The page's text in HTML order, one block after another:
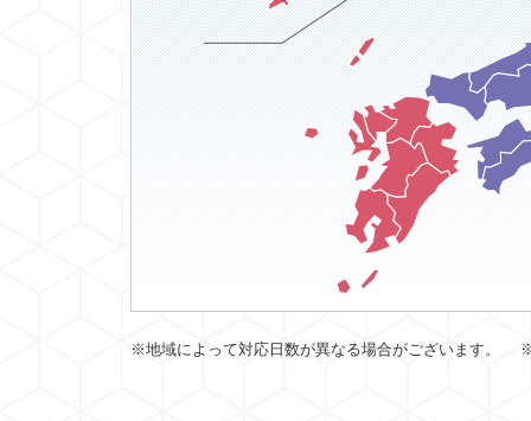
※地域によって対応日数が異なる場合がございます。